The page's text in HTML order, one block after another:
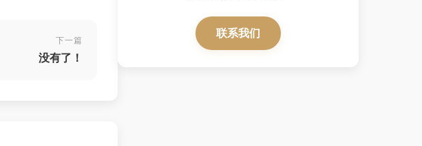
下一篇
没有了！
联系我们